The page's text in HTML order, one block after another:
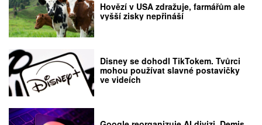
Hovězí v USA zdražuje, farmářům ale
vyšší zisky nepřináší
Disney se dohodl TikTokem. Tvůrci
mohou používat slavné postavičky
ve videích